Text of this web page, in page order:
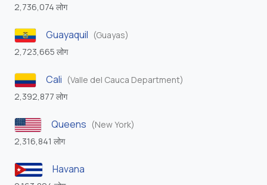
2,736,074 लोग
Guayaquil (Guayas)
2,723,665 लोग
Cali (Valle del Cauca Department)
2,392,877 लोग
Queens (New York)
2,316,841 लोग
Havana